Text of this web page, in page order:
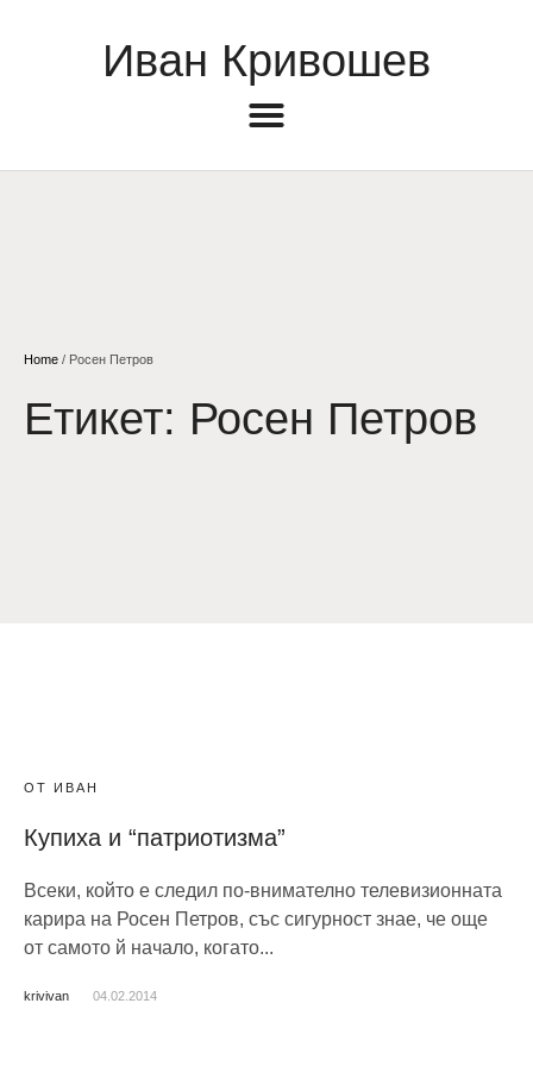
Иван Кривошев
Home / Росен Петров
Етикет: Росен Петров
ОТ ИВАН
Купиха и “патриотизма”
Всеки, който е следил по-внимателно телевизионната
карира на Росен Петров, със сигурност знае, че още
от самото й начало, когато...
krivivan 04.02.2014